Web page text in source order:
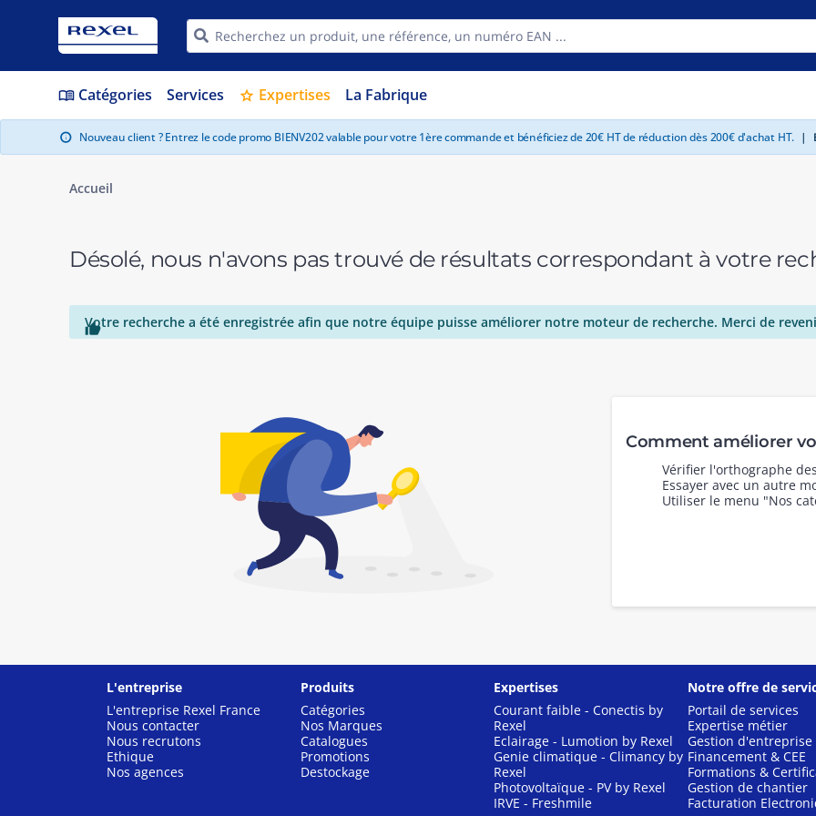
menu_book Catégories Services star Expertises La Fabrique
info Nouveau client ? Entrez le code promo BIENV202 valable pour votre 1ère commande et bénéficiez de 20€ HT de réduction dès 200€ d'achat HT. |
Accueil
Désolé, nous n'avons pas trouvé de résultats correspondant à votre

Votre recherche a été enregistrée afin que notre équipe puisse améliorer notre moteur de recherche. Merci de
Comment améliorer
Vérifier l'orthographe
Essayer avec un autre
Utiliser le menu "Nos
L'entreprise
L'entreprise Rexel France
Nous contacter
Nous recrutons
Ethique
Nos agences
Produits
Catégories
Nos Marques
Catalogues
Promotions
Destockage
Expertises
Courant faible - Conectis by
Rexel
Eclairage - Lumotion by Rexel
Genie climatique - Climancy by
Rexel
Photovoltaïque - PV by Rexel
IRVE - Freshmile
Notre offre de
Portail de services
Expertise métier
Gestion d'entreprise
Financement & CEE
Formations &
Gestion de chantier
Facturation